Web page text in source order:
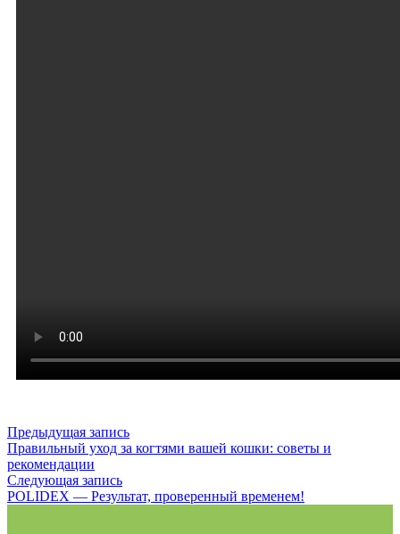
Предыдущая запись
Правильный уход за когтями вашей кошки: советы и
рекомендации
Следующая запись
POLIDEX — Результат, проверенный временем!